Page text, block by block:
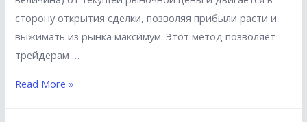
сторону открытия сделки, позволяя прибыли расти и
выжимать из рынка максимум. Этот метод позволяет
трейдерам …
Что
Read More »